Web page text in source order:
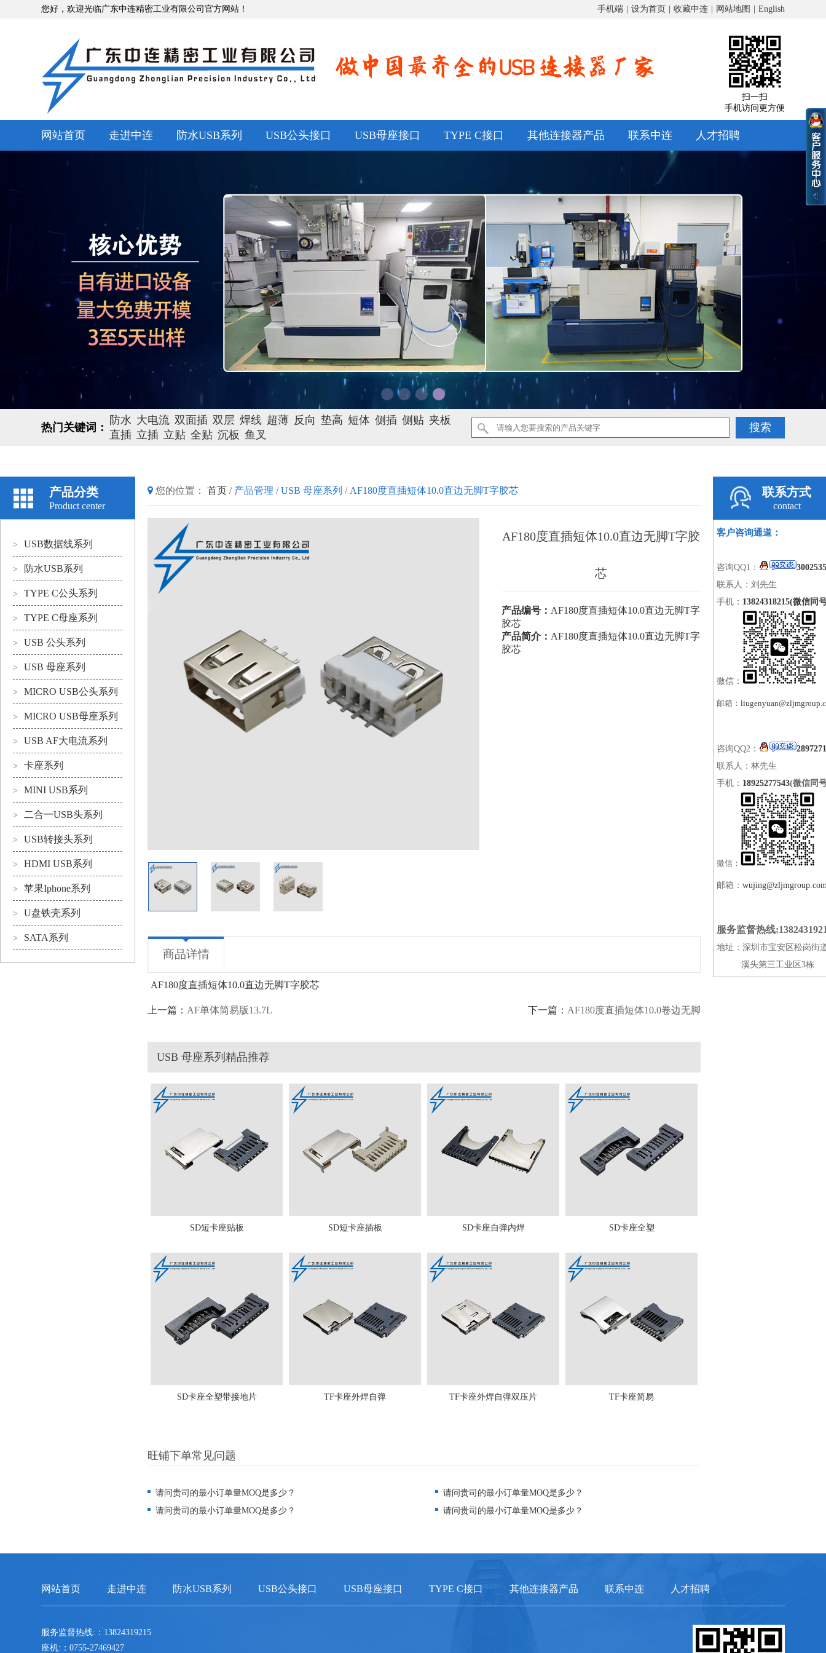
您好，欢迎光临广东中连精密工业有限公司官方网站！ 手机端 设为首页 收藏中连 网站地图 English
扫一扫
手机访问更方便
网站首页 走进中连 防水USB系列 USB公头接口 USB母座接口 TYPE C接口 其他连接器产品 联系中连 人才招聘
热门关键词：
防水 大电流 双面插 双层 焊线 超薄 反向 垫高 短体 侧插 侧贴 夹板
直插 立插 立贴 全贴 沉板 鱼叉
产品分类
Product center
> USB数据线系列
> 防水USB系列
> TYPE C公头系列
> TYPE C母座系列
> USB 公头系列
> USB 母座系列
> MICRO USB公头系列
> MICRO USB母座系列
> USB AF大电流系列
> 卡座系列
> MINI USB系列
> 二合一USB头系列
> USB转接头系列
> HDMI USB系列
> 苹果Iphone系列
> U盘铁壳系列
> SATA系列
您的位置： 首页 / 产品管理 / USB 母座系列 / AF180度直插短体10.0直边无脚T字胶芯
AF180度直插短体10.0直边无脚T字胶
芯
产品编号： AF180度直插短体10.0直边无脚T字
胶芯
产品简介： AF180度直插短体10.0直边无脚T字
胶芯
商品详情
AF180度直插短体10.0直边无脚T字胶芯
上一篇： AF单体简易版13.7L 下一篇： AF180度直插短体10.0卷边无脚
USB 母座系列精品推荐
SD短卡座贴板 SD短卡座插板 SD卡座自弹内焊 SD卡座全塑
SD卡座全塑带接地片 TF卡座外焊自弹 TF卡座外焊自弹双压片 TF卡座简易
旺铺下单常见问题
请问贵司的最小订单量MOQ是多少？
请问贵司的最小订单量MOQ是多少？
请问贵司的最小订单量MOQ是多少？
请问贵司的最小订单量MOQ是多少？
联系方式
contact
客户咨询通道：
咨询QQ1：
联系人：刘先生
手机： 13824318215(微信同
微信：
邮箱：
咨询QQ2：
联系人：林先生
手机： 18925277543(微信同
微信：
邮箱：
服务监督热线
地址：深圳市宝安区松岗街
溪头第三工业区3栋
网站首页 走进中连 防水USB系列 USB公头接口 USB母座接口 TYPE C接口 其他连接器产品 联系中连 人才招聘
服务监督热线:：13824319215
座机:：0755-27469427